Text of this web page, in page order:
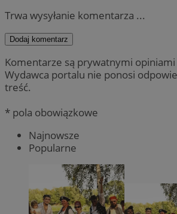
Trwa wysyłanie komentarza ...
Dodaj komentarz
Komentarze są prywatnymi
Wydawca portalu nie ponosi
treść.
* pola obowiązkowe
Najnowsze
Popularne